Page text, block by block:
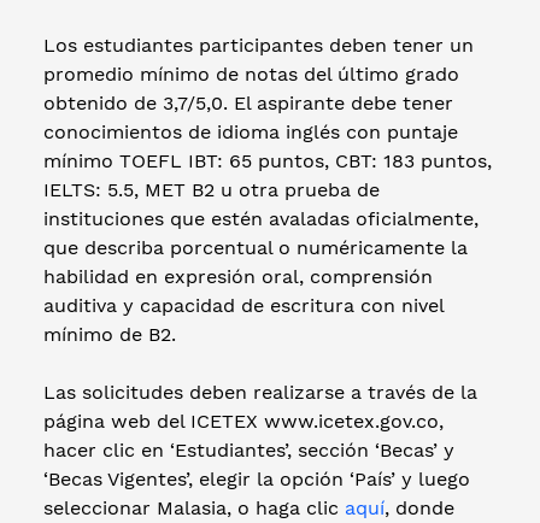
Los estudiantes participantes deben tener un
promedio mínimo de notas del último grado
obtenido de 3,7/5,0. El aspirante debe tener
conocimientos de idioma inglés con puntaje
mínimo TOEFL IBT: 65 puntos, CBT: 183 puntos,
IELTS: 5.5, MET B2 u otra prueba de
instituciones que estén avaladas oficialmente,
que describa porcentual o numéricamente la
habilidad en expresión oral, comprensión
auditiva y capacidad de escritura con nivel
mínimo de B2.
Las solicitudes deben realizarse a través de la
página web del ICETEX www.icetex.gov.co,
hacer clic en ‘Estudiantes’, sección ‘Becas’ y
‘Becas Vigentes’, elegir la opción ‘País’ y luego
seleccionar Malasia, o haga clic aquí, donde